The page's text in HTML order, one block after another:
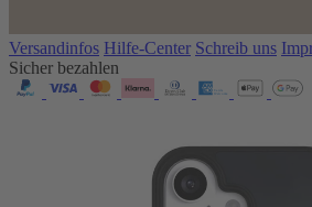
Versandinfos Hilfe-Center Schreib uns
Sicher bezahlen